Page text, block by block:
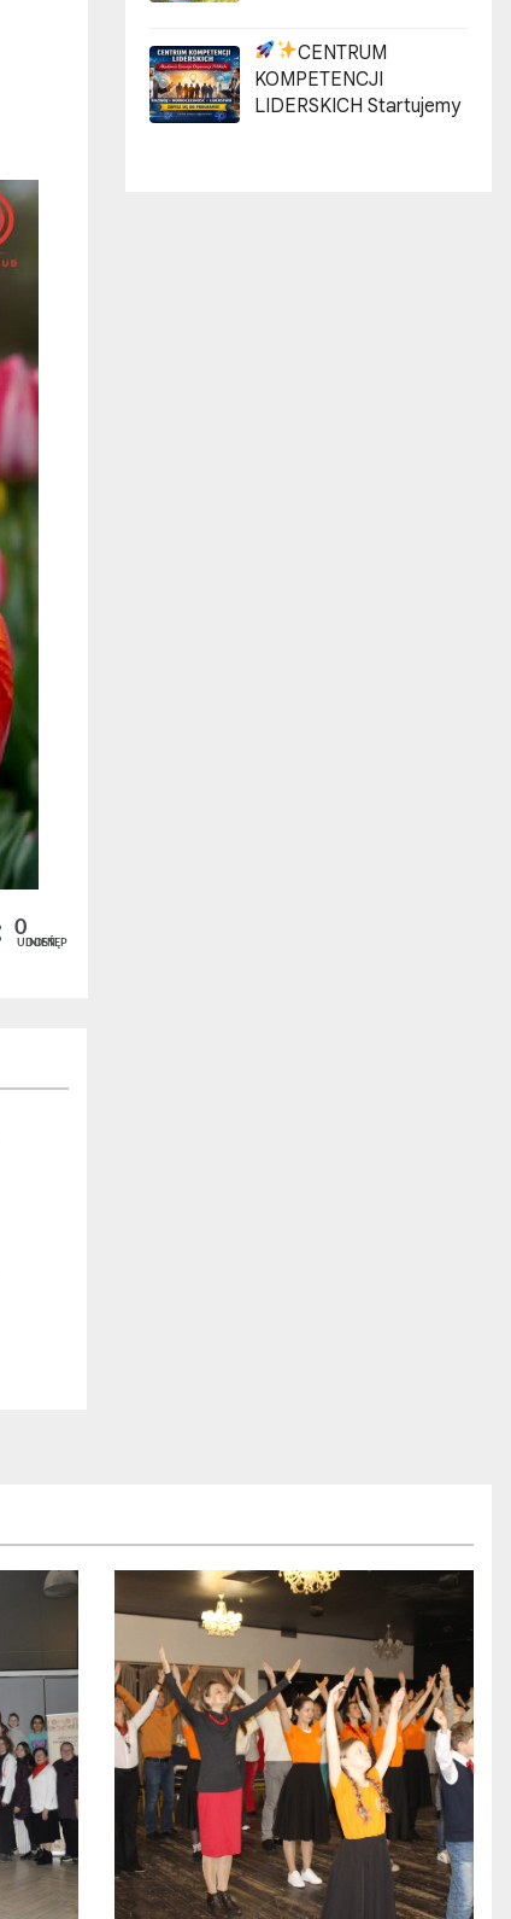
0
UDOSTĘPNIEŃ
CENTRUM
KOMPETENCJI
LIDERSKICH Startujemy